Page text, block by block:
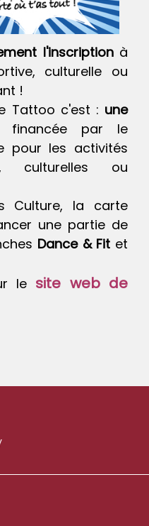
l'inscriptionà
culturelle ou
!
Tattoo c'est : une
par le
pour les activités
culturelles ou
Culture, la carte
une partie de
Dance & Fit et
le site web de